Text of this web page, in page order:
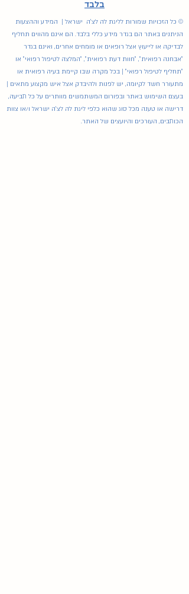
בלבד
© כל הזכויות שמורות לליגת לה לצ'ה ישראל | המידע וההצעות
הניתנים באתר הם בגדר מידע כללי בלבד. הם אינם מהווים תחליף
לבדיקה או לייעוץ אצל רופאים או מומחים אחרים, ואינם בגדר
"אבחנה רפואית", "חוות דעת רפואית", "המלצה לטיפול רפואי" או
"תחליף לטיפול רפואי" | בכל מקרה שבו קיימת בעיה רפואית או
מתעורר חשד לקיומה, יש לפנות ולהיבדק אצל איש מקצוע מתאים |
בעצם השימוש באתר ובפורום המשתמשים מוותרים על כל תביעה,
דרישה או טענה מכל סוג שהוא כלפי ליגת לה לצ'ה ישראל ו/או צוות
הכותבים, העורכים והיועצים של האתר.